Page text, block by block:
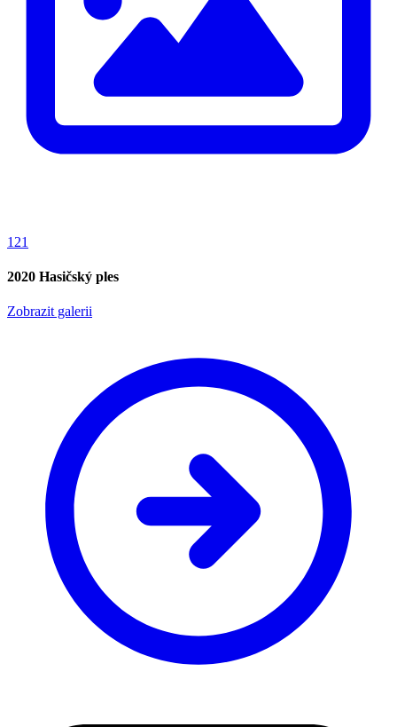
121
2020 Hasičský ples
Zobrazit galerii